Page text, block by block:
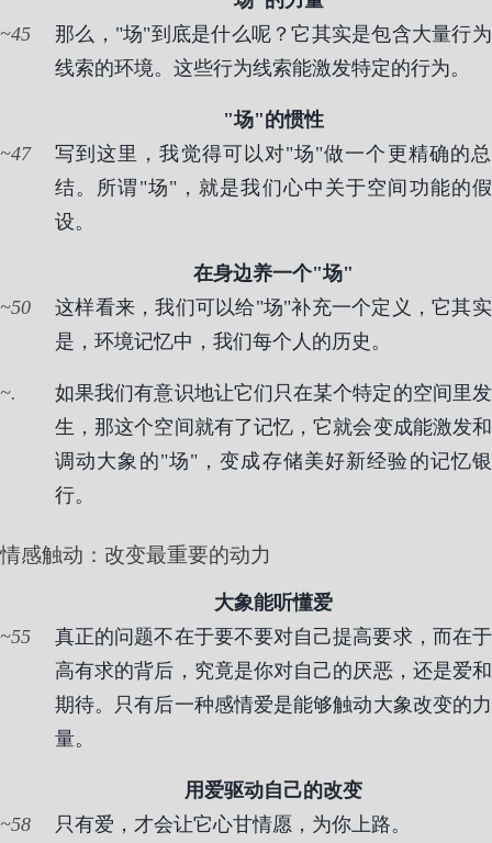
45
那么，"场"到底是什么呢？它其实是包含大量行为
线索的环境。这些行为线索能激发特定的行为。
"场"的惯性
47
写到这里，我觉得可以对"场"做一个更精确的总
结。所谓"场"，就是我们心中关于空间功能的假
设。
在身边养一个"场"
50
这样看来，我们可以给"场"补充一个定义，它其实
是，环境记忆中，我们每个人的历史。
.
如果我们有意识地让它们只在某个特定的空间里发
生，那这个空间就有了记忆，它就会变成能激发和
调动大象的"场"，变成存储美好新经验的记忆银
行。
情感触动：改变最重要的动力
大象能听懂爱
55
真正的问题不在于要不要对自己提高要求，而在于
高有求的背后，究竟是你对自己的厌恶，还是爱和
期待。只有后一种感情爱是能够触动大象改变的力
量。
用爱驱动自己的改变
58
只有爱，才会让它心甘情愿，为你上路。